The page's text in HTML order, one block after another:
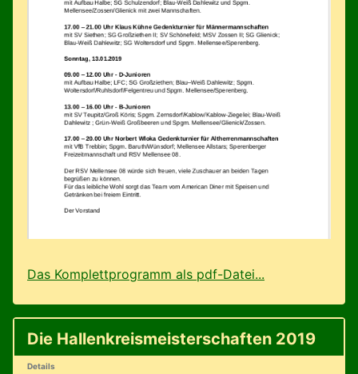
Das Komplettprogramm als pdf-Datei...
Die Hallenkreismeisterschaften 2019
Details